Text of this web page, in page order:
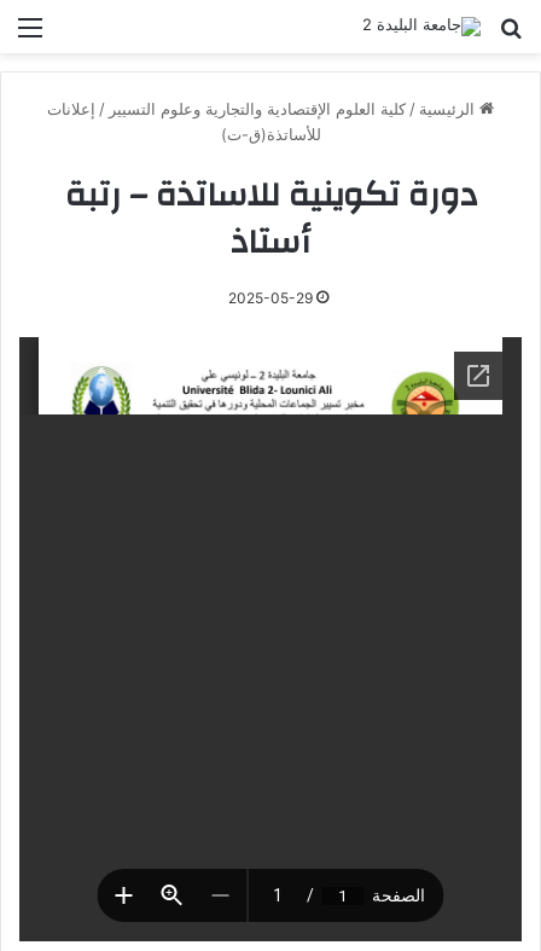
بحث عن
الرئيسية / كلية العلوم الإقتصادية والتجارية وعلوم التسيير / إعلانات
للأساتذة(ق-ت)
دورة تكوينية للاساتذة – رتبة
أستاذ
2025-05-29